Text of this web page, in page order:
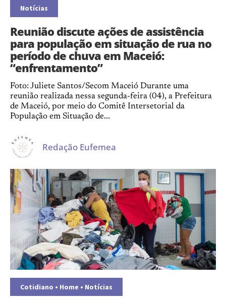
Notícias
Reunião discute ações de assistência
para população em situação de rua no
período de chuva em Maceió:
“enfrentamento”
Foto: Juliete Santos/Secom Maceió Durante uma
reunião realizada nessa segunda-feira (04), a Prefeitura
de Maceió, por meio do Comitê Intersetorial da
População em Situação de...
Redação Eufemea
Cotidiano • Home • Notícias